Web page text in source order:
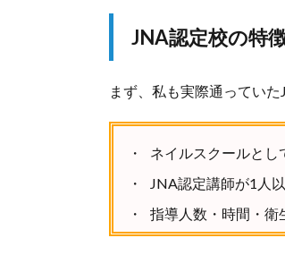
JNA認定校の特
まず、私も実際通ってい
ネイルスクールとし
JNA認定講師が1人
指導人数・時間・衛